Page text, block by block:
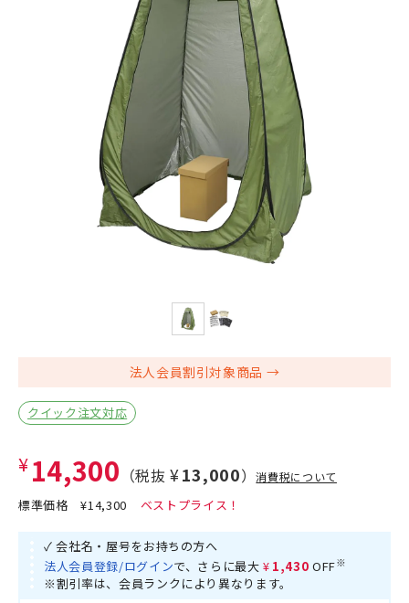
法人会員割引対象商品
クイック注文対応
¥14,300 （税抜 ¥13,000）消費税について
標準価格¥14,300
✓ 会社名・屋号をお持ちの方へ
法人会員登録/ログインで、さらに最大 ¥1,430 OFF※
※割引率は、会員ランクにより異なります。